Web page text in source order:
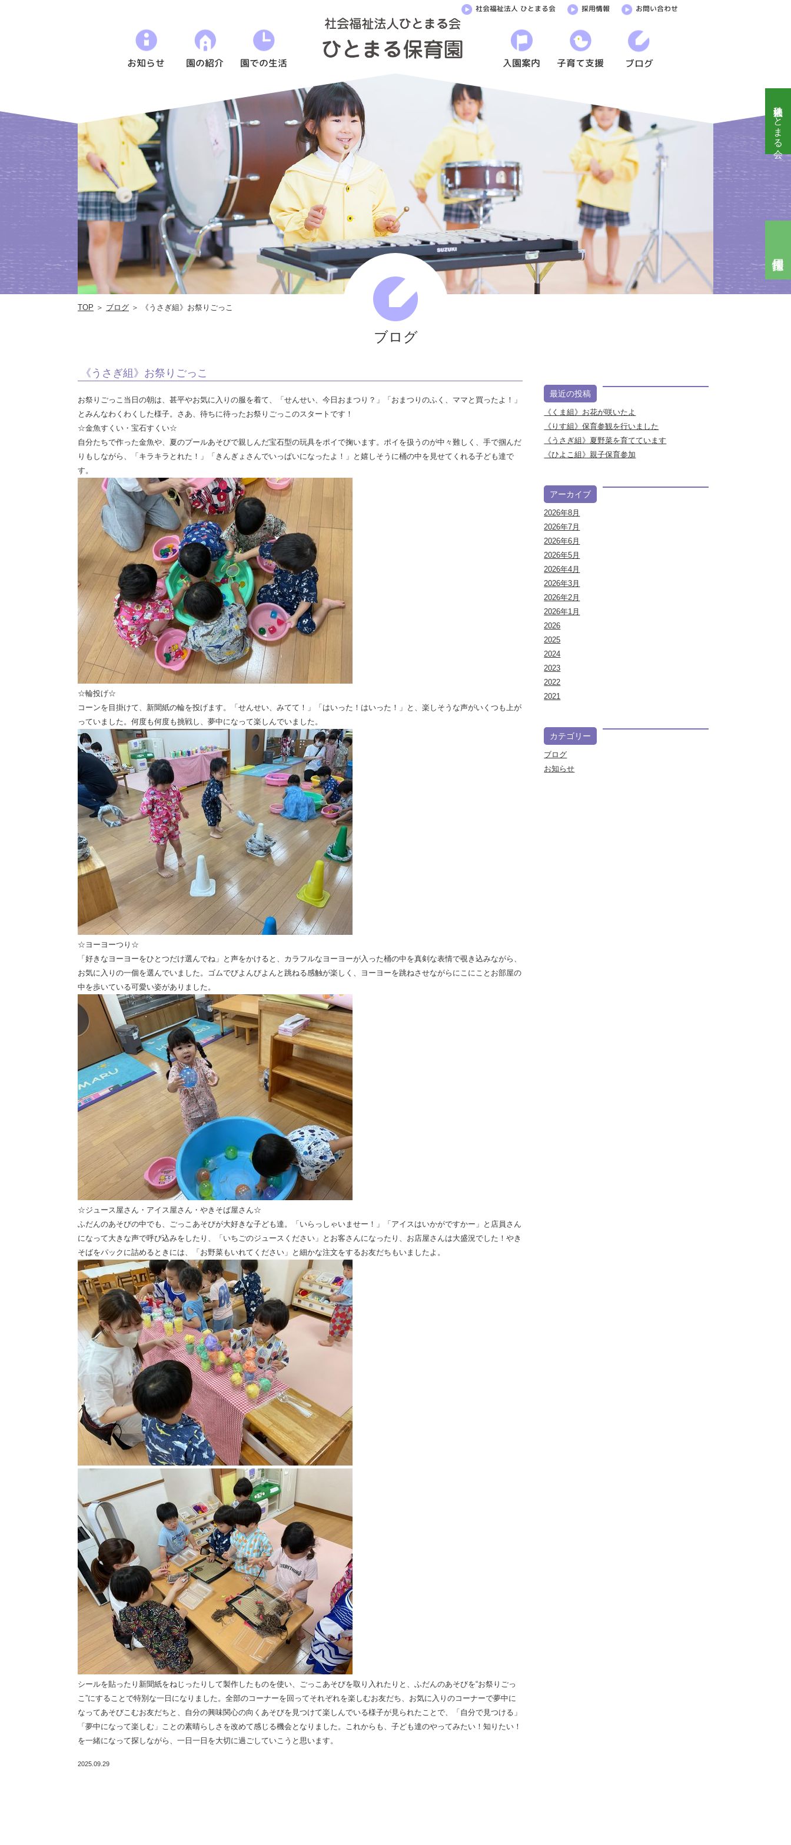
《う
さ
ぎ
っ
こ
|
社
会
祉
法
人
ひ
ま
る
社会福祉法人 ひとまる会 採用情報 お問い合わせ
お知らせ 園の紹介 園での生活 入園案内 子育て支援 ブログ
社会福祉法人ひとまる会
ブログ
TOP ＞ ブログ ＞ 《うさぎ組》お祭りごっこ
《うさぎ組》お祭りごっこ
お祭りごっこ当日の朝は、甚平やお気に入りの服を着て、「せんせい、今日おまつり？」「おまつりのふく、ママと買ったよ！」
とみんなわくわくした様子。さあ、待ちに待ったお祭りごっこのスタートです！
☆金魚すくい・宝石すくい☆
自分たちで作った金魚や、夏のプールあそびで親しんだ宝石型の玩具をポイで掬います。ポイを扱うのが中々難しく、手で掴んだ
りもしながら、「キラキラとれた！」「きんぎょさんでいっぱいになったよ！」と嬉しそうに桶の中を見せてくれる子ども達で
す。
☆輪投げ☆
コーンを目掛けて、新聞紙の輪を投げます。「せんせい、みてて！」「はいった！はいった！」と、楽しそうな声がいくつも上が
っていました。何度も何度も挑戦し、夢中になって楽しんでいました。
☆ヨーヨーつり☆
「好きなヨーヨーをひとつだけ選んでね」と声をかけると、カラフルなヨーヨーが入った桶の中を真剣な表情で覗き込みながら、
お気に入りの一個を選んでいました。ゴムでびよんびよんと跳ねる感触が楽しく、ヨーヨーを跳ねさせながらにこにことお部屋の
中を歩いている可愛い姿がありました。
☆ジュース屋さん・アイス屋さん・やきそば屋さん☆
ふだんのあそびの中でも、ごっこあそびが大好きな子ども達。「いらっしゃいませー！」「アイスはいかがですかー」と店員さん
になって大きな声で呼び込みをしたり、「いちごのジュースください」とお客さんになったり、お店屋さんは大盛況でした！やき
そばをパックに詰めるときには、「お野菜もいれてください」と細かな注文をするお友だちもいましたよ。
シールを貼ったり新聞紙をねじったりして製作したものを使い、ごっこあそびを取り入れたりと、ふだんのあそびを“お祭りごっ
こ”にすることで特別な一日になりました。全部のコーナーを回ってそれぞれを楽しむお友だち、お気に入りのコーナーで夢中に
なってあそびこむお友だちと、自分の興味関心の向くあそびを見つけて楽しんでいる様子が見られたことで、「自分で見つける」
「夢中になって楽しむ」ことの素晴らしさを改めて感じる機会となりました。これからも、子ども達のやってみたい！知りたい！
を一緒になって探しながら、一日一日を大切に過ごしていこうと思います。
2025.09.29
最近の投稿
《くま組》お花が咲いたよ
《りす組》保育参観を行いました
《うさぎ組》夏野菜を育てています
《ひよこ組》親子保育参加
アーカイブ
2026年8月
2026年7月
2026年6月
2026年5月
2026年4月
2026年3月
2026年2月
2026年1月
2026
2025
2024
2023
2022
2021
カテゴリー
ブログ
お知らせ